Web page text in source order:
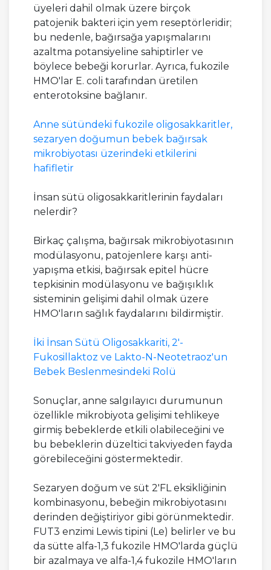
üyeleri dahil olmak üzere birçok
patojenik bakteri için yem reseptörleridir;
bu nedenle, bağırsağa yapışmalarını
azaltma potansiyeline sahiptirler ve
böylece bebeği korurlar. Ayrıca, fukozile
HMO'lar E. coli tarafından üretilen
enterotoksine bağlanır.
Anne sütündeki fukozile oligosakkaritler,
sezaryen doğumun bebek bağırsak
mikrobiyotası üzerindeki etkilerini
hafifletir
İnsan sütü oligosakkaritlerinin faydaları
nelerdir?
Birkaç çalışma, bağırsak mikrobiyotasının
modülasyonu, patojenlere karşı anti-
yapışma etkisi, bağırsak epitel hücre
tepkisinin modülasyonu ve bağışıklık
sisteminin gelişimi dahil olmak üzere
HMO'ların sağlık faydalarını bildirmiştir.
İki İnsan Sütü Oligosakkariti, 2'-
Fukosillaktoz ve Lakto-N-Neotetraoz'un
Bebek Beslenmesindeki Rolü
Sonuçlar, anne salgılayıcı durumunun
özellikle mikrobiyota gelişimi tehlikeye
girmiş bebeklerde etkili olabileceğini ve
bu bebeklerin düzeltici takviyeden fayda
görebileceğini göstermektedir.
Sezaryen doğum ve süt 2'FL eksikliğinin
kombinasyonu, bebeğin mikrobiyotasını
derinden değiştiriyor gibi görünmektedir.
FUT3 enzimi Lewis tipini (Le) belirler ve bu
da sütte alfa-1,3 fukozile HMO'larda güçlü
bir azalmaya ve alfa-1,4 fukozile HMO'ların